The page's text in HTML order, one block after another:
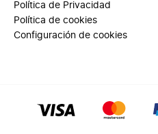
Política de Privacidad
Política de cookies
Configuración de cookies